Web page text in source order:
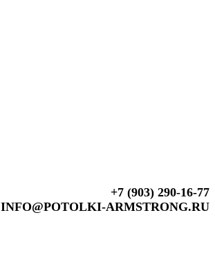
+7 (903) 290-16-77
INFO@POTOLKI-ARMSTRONG.RU